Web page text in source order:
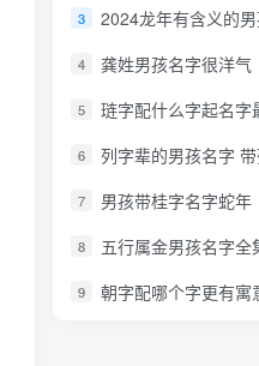
3 2024龙年有含义的男
4 龚姓男孩名字很洋气
5 琏字配什么字起名字
6 列字辈的男孩名字 带列字
7 男孩带桂字名字蛇年
8 五行属金男孩名字全集
9 朝字配哪个字更有寓